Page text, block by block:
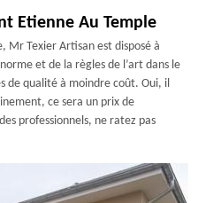
Etienne Au Temple
Mr Texier Artisan est disposé à
et de la règles de l’art dans le
de qualité à moindre coût. Oui, il
ce sera un prix de
professionnels, ne ratez pas